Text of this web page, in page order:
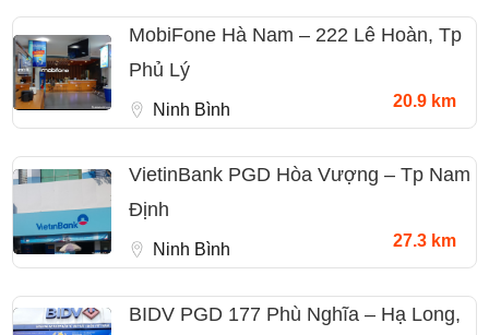
MobiFone Hà Nam – 222 Lê Hoàn, Tp
Phủ Lý
Ninh Bình 20.9 km
VietinBank PGD Hòa Vượng – Tp Nam
Định
Ninh Bình 27.3 km
BIDV PGD 177 Phù Nghĩa – Hạ Long,